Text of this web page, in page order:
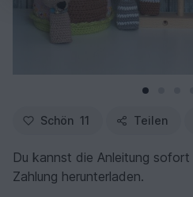
Schön 11 Teilen
Du kannst die Anleitung
Zahlung herunterladen.